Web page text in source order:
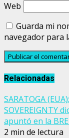
Web
Guarda mi
navegador para
Relacionadas
SARATOGA
SOVEREIGNTY
apuntó en la
2 min de lectura